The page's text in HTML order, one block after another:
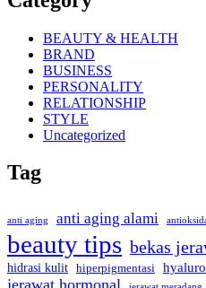
BEAUTY & HEALTH
BRAND
BUSINESS
PERSONALITY
RELATIONSHIP
STYLE
Uncategorized
Tag
anti aging anti aging alami
beauty tips bekas
hidrasi kulit hiperpigmentasi